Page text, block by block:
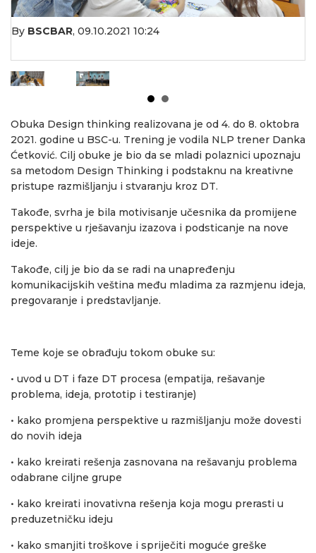
By BSCBAR, 09.10.2021 10:24
Obuka Design thinking realizovana je od 4. do 8. oktobra
2021. godine u BSC-u. Trening je vodila NLP trener Danka
Ćetković. Cilj obuke je bio da se mladi polaznici upoznaju
sa metodom Design Thinking i podstaknu na kreativne
pristupe razmišljanju i stvaranju kroz DT.
Takođe, svrha je bila motivisanje učesnika da promijene
perspektive u rješavanju izazova i podsticanje na nove
ideje.
Takođe, cilj je bio da se radi na unapređenju
komunikacijskih veština među mladima za razmjenu ideja,
pregovaranje i predstavljanje.
Teme koje se obrađuju tokom obuke su:
• uvod u DT i faze DT procesa (empatija, rešavanje
problema, ideja, prototip i testiranje)
• kako promjena perspektive u razmišljanju može dovesti
do novih ideja
• kako kreirati rešenja zasnovana na rešavanju problema
odabrane ciljne grupe
• kako kreirati inovativna rešenja koja mogu prerasti u
preduzetničku ideju
• kako smanjiti troškove i spriječiti moguće greške